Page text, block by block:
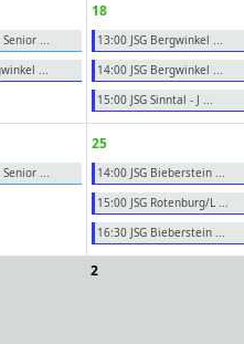
...
...
18
13:00 JSG Bergwinkel ...
14:00 JSG Bergwinkel ...
15:00 JSG Sinntal - J ...
...
25
14:00 JSG Bieberstein ...
15:00 JSG Rotenburg/L ...
16:30 JSG Bieberstein ...
2